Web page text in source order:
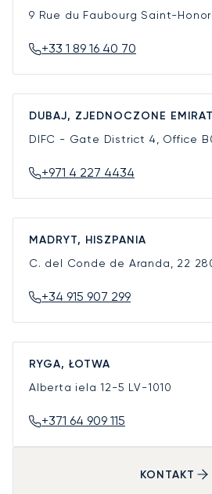
9 Rue du Faubourg Saint-
+33 1 89 16 40 70
DUBAJ, ZJEDNOCZONE
DIFC - Gate District 4, Office
+971 4 227 4434
MADRYT, HISZPANIA
C. del Conde de Aranda, 22
+34 915 907 299
RYGA, ŁOTWA
Alberta iela 12-5 LV-1010
+371 64 909 115
KONTAKT